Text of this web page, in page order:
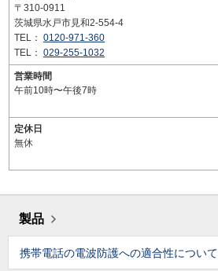
〒310-0911
茨城県水戸市見和2-554-4
TEL： 0120-971-360
TEL： 029-255-1032
営業時間
午前10時〜午後7時
定休日
無休
製品
携帯電話の電波防護への適合性について